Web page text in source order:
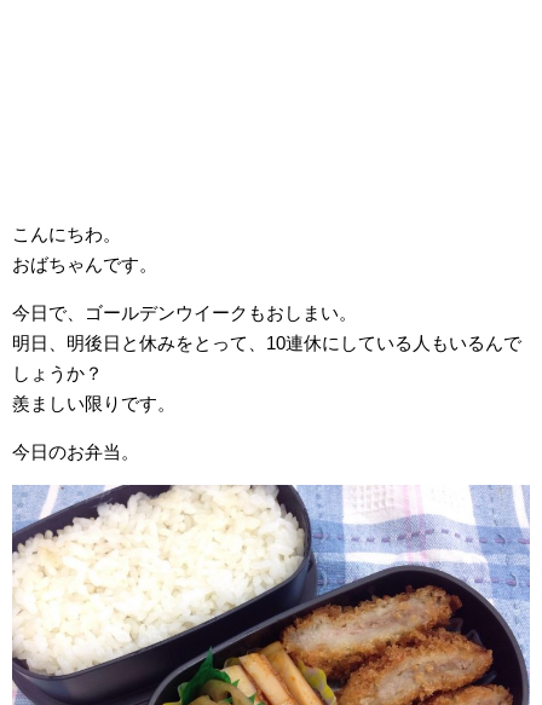
こんにちわ。
おばちゃんです。
今日で、ゴールデンウイークもおしまい。
明日、明後日と休みをとって、10連休にしている人もいるんで
しょうか？
羨ましい限りです。
今日のお弁当。